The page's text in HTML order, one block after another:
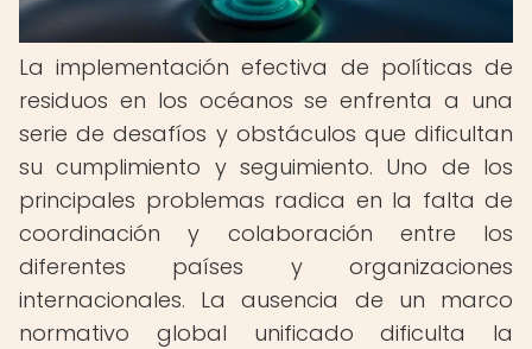
La implementación efectiva de políticas de
residuos en los océanos se enfrenta a una
serie de desafíos y obstáculos que dificultan
su cumplimiento y seguimiento. Uno de los
principales problemas radica en la falta de
coordinación y colaboración entre los
diferentes países y organizaciones
internacionales. La ausencia de un marco
normativo global unificado dificulta la